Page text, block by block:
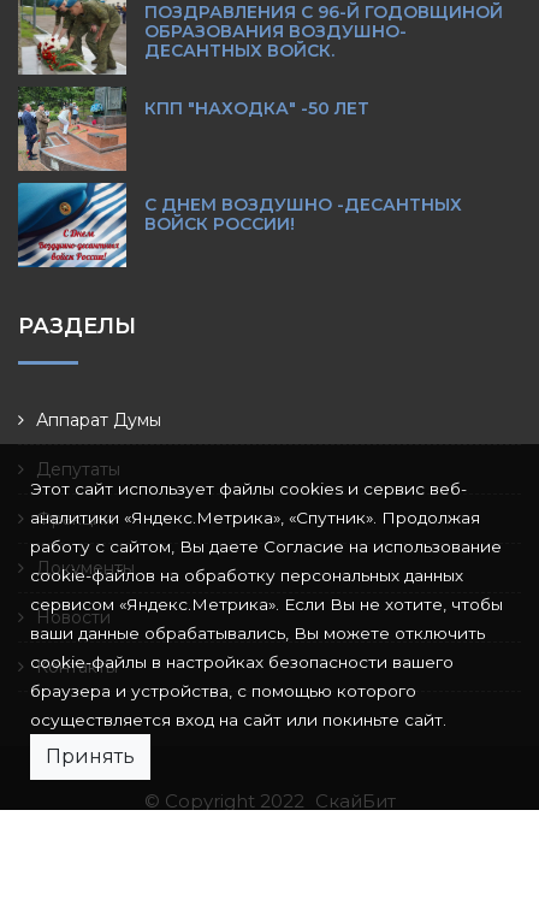
ПОЗДРАВЛЕНИЯ С 96-Й ГОДОВЩИНОЙ
ОБРАЗОВАНИЯ ВОЗДУШНО-
ДЕСАНТНЫХ ВОЙСК.
КПП "НАХОДКА" -50 ЛЕТ
С ДНЕМ ВОЗДУШНО -ДЕСАНТНЫХ
ВОЙСК РОССИИ!
РАЗДЕЛЫ
Аппарат Думы
Депутаты
Фракции
Документы
Новости
Контакты
© Copyright 2022 СкайБит
Этот сайт использует файлы cookies и сервис веб-
аналитики «Яндекс.Метрика», «Спутник». Продолжая
работу с сайтом, Вы даете Согласие на использование
cookie-файлов на обработку персональных данных
сервисом «Яндекс.Метрика». Если Вы не хотите, чтобы
ваши данные обрабатывались, Вы можете отключить
cookie-файлы в настройках безопасности вашего
браузера и устройства, с помощью которого
осуществляется вход на сайт или покиньте сайт.
Принять